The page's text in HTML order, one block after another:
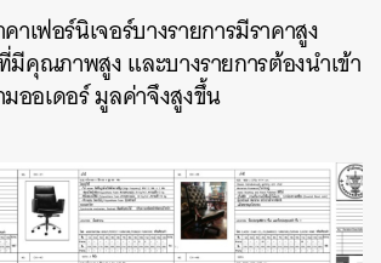
าเฟอร์นิเจอร์บางรายการมีราคาสูง
มีคุณภาพสูง และบางรายการต้องนำเข้า
ออเดอร์ มูลค่าจึงสูงขึ้น